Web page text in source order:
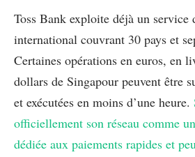
Toss Bank exploite déjà un service
international couvrant 30 pays et
Certaines opérations en euros, en
dollars de Singapour peuvent être
et exécutées en moins d’une heure.
officiellement son réseau comme
dédiée aux paiements rapides et